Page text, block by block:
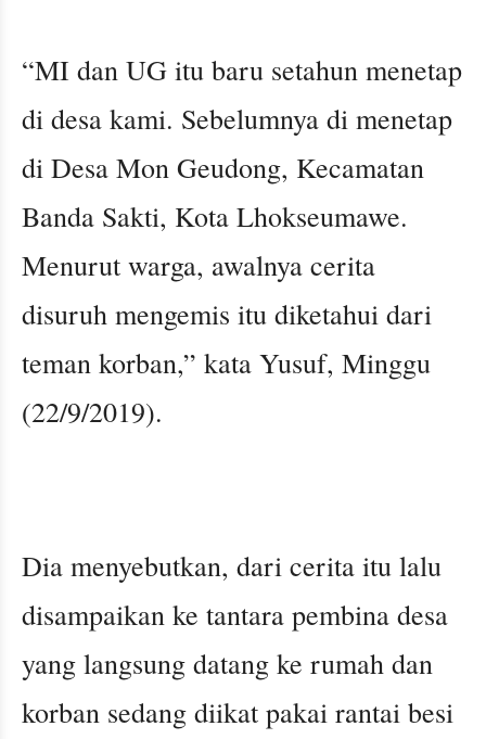
“MI dan UG itu baru setahun menetap
di desa kami. Sebelumnya di menetap
di Desa Mon Geudong, Kecamatan
Banda Sakti, Kota Lhokseumawe.
Menurut warga, awalnya cerita
disuruh mengemis itu diketahui dari
teman korban,” kata Yusuf, Minggu
(22/9/2019).
Dia menyebutkan, dari cerita itu lalu
disampaikan ke tantara pembina desa
yang langsung datang ke rumah dan
korban sedang diikat pakai rantai besi